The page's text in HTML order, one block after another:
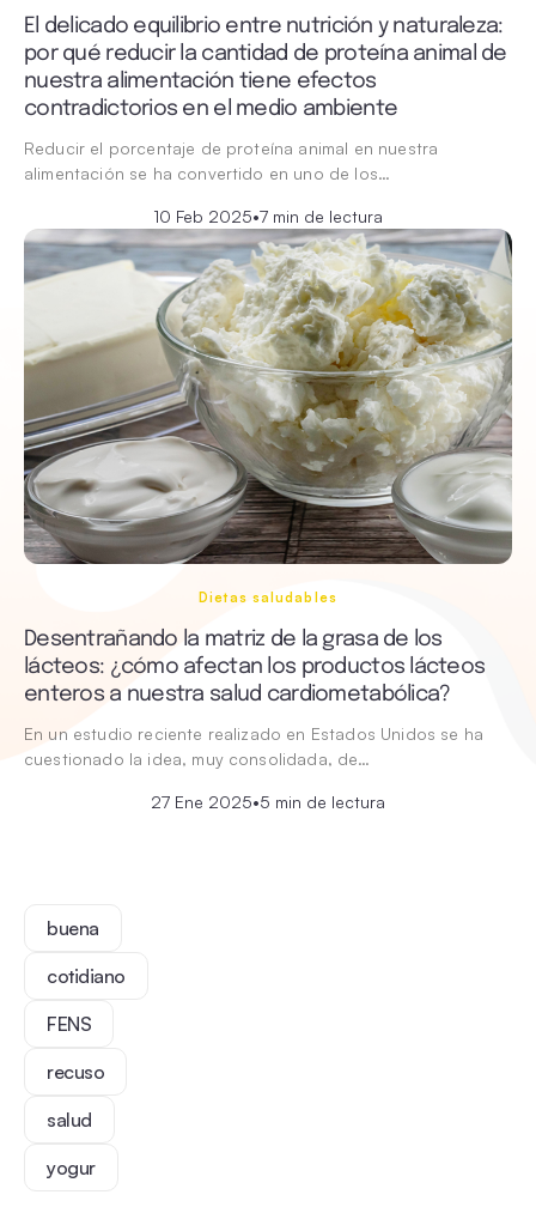
El delicado equilibrio entre nutrición y naturaleza:
por qué reducir la cantidad de proteína animal de
nuestra alimentación tiene efectos
contradictorios en el medio ambiente
Reducir el porcentaje de proteína animal en nuestra
alimentación se ha convertido en uno de los…
10 Feb 2025•7 min de lectura
Dietas saludables
Desentrañando la matriz de la grasa de los
lácteos: ¿cómo afectan los productos lácteos
enteros a nuestra salud cardiometabólica?
En un estudio reciente realizado en Estados Unidos se ha
cuestionado la idea, muy consolidada, de…
27 Ene 2025•5 min de lectura
buena
cotidiano
FENS
recuso
salud
yogur